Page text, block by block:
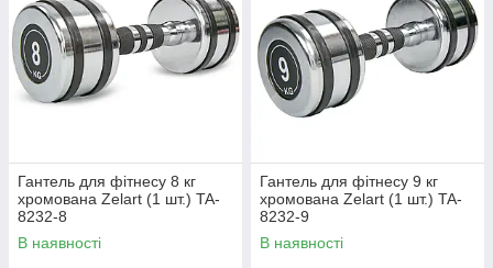
Гантель для фітнесу 8 кг
хромована Zelart (1 шт.) TA-
8232-8
В наявності
Гантель для фітнесу 9 кг
хромована Zelart (1 шт.) TA-
8232-9
В наявності